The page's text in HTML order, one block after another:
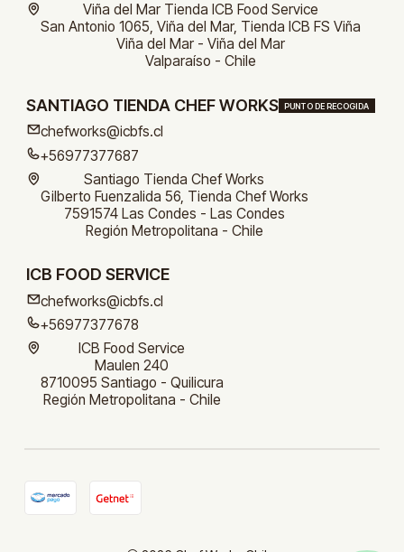
Viña del Mar Tienda ICB Food Service
San Antonio 1065, Viña del Mar, Tienda ICB FS Viña
Viña del Mar - Viña del Mar
Valparaíso - Chile
SANTIAGO TIENDA CHEF WORKS PUNTO DE RECOGIDA
chefworks@icbfs.cl
+56977377687
Santiago Tienda Chef Works
Gilberto Fuenzalida 56, Tienda Chef Works
7591574 Las Condes - Las Condes
Región Metropolitana - Chile
ICB FOOD SERVICE
chefworks@icbfs.cl
+56977377678
ICB Food Service
Maulen 240
8710095 Santiago - Quilicura
Región Metropolitana - Chile